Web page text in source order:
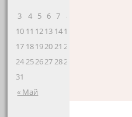
« Май
3
4 5 6 7 8
10 11 1213 1415
17 18192021 22
242526272829
31